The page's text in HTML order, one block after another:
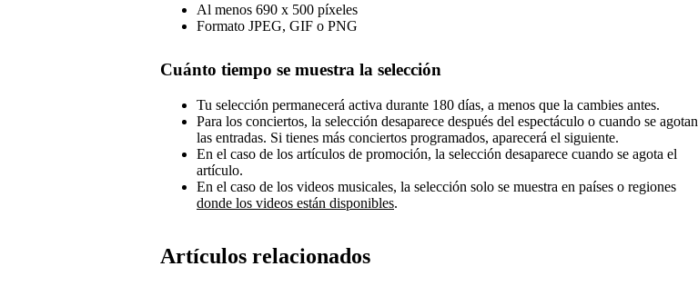
Al menos 690 x 500 píxeles
Formato JPEG, GIF o PNG
Cuánto tiempo se muestra la selección
Tu selección permanecerá activa durante 180 días, a menos que la cambies antes.
Para los conciertos, la selección desaparece después del espectáculo o cuando se agotan
las entradas. Si tienes más conciertos programados, aparecerá el siguiente.
En el caso de los artículos de promoción, la selección desaparece cuando se agota el
artículo.
En el caso de los videos musicales, la selección solo se muestra en países o regiones
donde los videos están disponibles.
Artículos relacionados